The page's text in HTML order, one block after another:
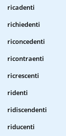
ricadenti
richiedenti
riconcedenti
ricontraenti
ricrescenti
ridenti
ridiscendenti
riducenti